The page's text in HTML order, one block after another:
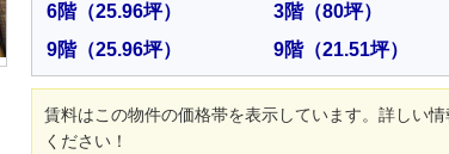
6階（25.96坪） 3階（80坪）
9階（25.96坪） 9階（21.51坪）
賃料はこの物件の価格帯を表示しています。詳しい
ください！